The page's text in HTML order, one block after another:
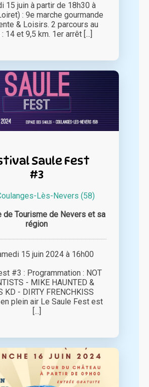
15 juin à partir de 18h30 à
: 9e marche gourmande
& Loisirs. 2 parcours au
14 et 9,5 km. 1er arrêt [...]
Saule Fest
#3
Lès-Nevers (58)
de Tourisme de Nevers et sa
région
15 juin 2024 à 16h00
#3 : Programmation : NOT
- MIKE HAUNTED &
KD - DIRTY FRENCHKISS
plein air Le Saule Fest est
[...]